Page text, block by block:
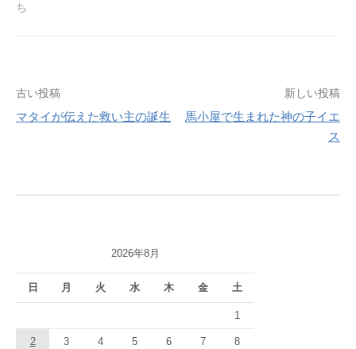
ち
投
稿
シ
ョ
ン
古い投稿
マタイが伝えた救い主の誕生
新しい投稿
馬小屋で生まれた神の子イエ
ス
2026年8月
日 月 火 水 木 金 土
1
2 3 4 5 6 7 8